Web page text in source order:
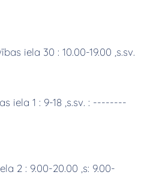
iela 30 : 10.00-19.00 ,s.sv.
iela 1 : 9-18 ,s.sv. : --------
2 : 9.00-20.00 ,s: 9.00-